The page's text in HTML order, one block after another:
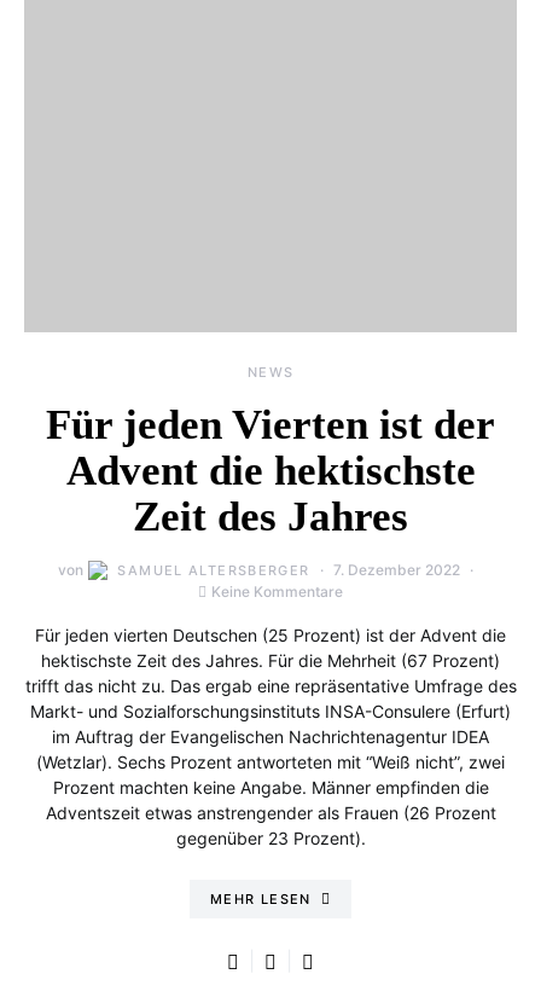
NEWS
Für jeden Vierten ist der
Advent die hektischste
Zeit des Jahres
von SAMUEL ALTERSBERGER
7. Dezember 2022
Keine Kommentare
Für jeden vierten Deutschen (25 Prozent) ist der Advent die
hektischste Zeit des Jahres. Für die Mehrheit (67 Prozent)
trifft das nicht zu. Das ergab eine repräsentative Umfrage des
Markt- und Sozialforschungsinstituts INSA-Consulere (Erfurt)
im Auftrag der Evangelischen Nachrichtenagentur IDEA
(Wetzlar). Sechs Prozent antworteten mit “Weiß nicht”, zwei
Prozent machten keine Angabe. Männer empfinden die
Adventszeit etwas anstrengender als Frauen (26 Prozent
gegenüber 23 Prozent).
MEHR LESEN